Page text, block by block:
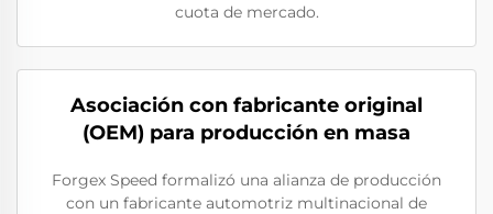
cuota de mercado.
Asociación con fabricante original
(OEM) para producción en masa
Forgex Speed formalizó una alianza de producción
con un fabricante automotriz multinacional de